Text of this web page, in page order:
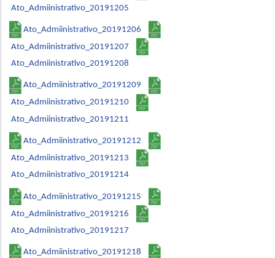
Ato_Admiinistrativo_20191205
Ato_Admiinistrativo_20191206
Ato_Admiinistrativo_20191207
Ato_Admiinistrativo_20191208
Ato_Admiinistrativo_20191209
Ato_Admiinistrativo_20191210
Ato_Admiinistrativo_20191211
Ato_Admiinistrativo_20191212
Ato_Admiinistrativo_20191213
Ato_Admiinistrativo_20191214
Ato_Admiinistrativo_20191215
Ato_Admiinistrativo_20191216
Ato_Admiinistrativo_20191217
Ato_Admiinistrativo_20191218